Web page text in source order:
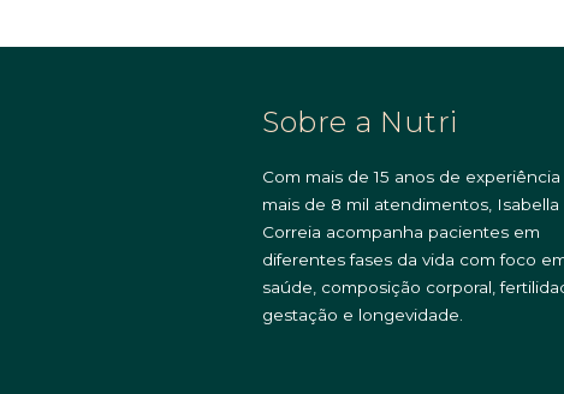
Sobre a Nutri
Com mais de 15 anos de experiência
mais de 8 mil atendimentos, Isabella
Correia acompanha pacientes em
diferentes fases da vida com foco
saúde, composição corporal,
gestação e longevidade.